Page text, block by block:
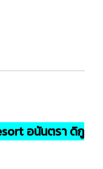
อนันตรา ดิกู